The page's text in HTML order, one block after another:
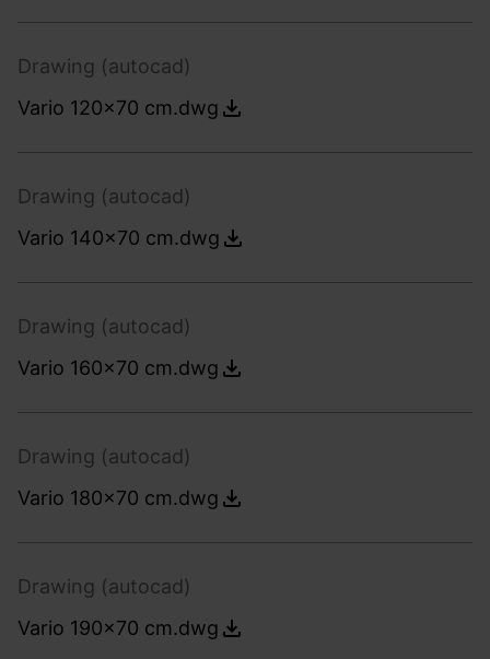
Drawing (autocad)
Vario 120x70 cm.dwg
Drawing (autocad)
Vario 140x70 cm.dwg
Drawing (autocad)
Vario 160x70 cm.dwg
Drawing (autocad)
Vario 180x70 cm.dwg
Drawing (autocad)
Vario 190x70 cm.dwg